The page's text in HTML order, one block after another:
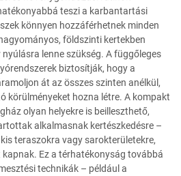
teszi a karbantartási
könnyen hozzáférhetnek minden
földszinti kertekben
lenne szükség. A függőleges
biztosítják, hogy a
át az összes szinten anélkül,
körülményeket hozna létre. A kompakt
olyan helyekre is beilleszthető,
alkalmasnak kertészkedésre –
teraszokra vagy sarokterületekre,
Ez a térhatékonyság továbbá
technikák – például a